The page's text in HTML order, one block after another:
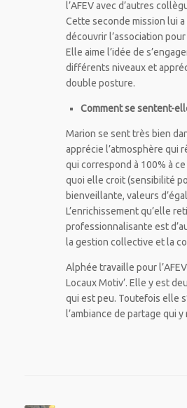
l’AFEV avec d’autres
Cette seconde mission lui
découvrir l’association
Elle aime l’idée de
différents niveaux et
double posture.
Comment se sentent-
Marion se sent très bien
apprécie l’atmosphère qui
qui correspond à 100% à
quoi elle croit (sensibilité
bienveillante, valeurs
L’enrichissement qu’elle
professionnalisante est
la gestion collective et la
Alphée travaille pour
Locaux Motiv’. Elle y est
qui est peu. Toutefois elle
l’ambiance de partage qui y